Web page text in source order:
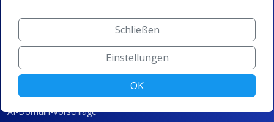
Technologie
100% DNSSEC
DNS-System
AI-Domain-Vorschläge
Schließen
Einstellungen
OK